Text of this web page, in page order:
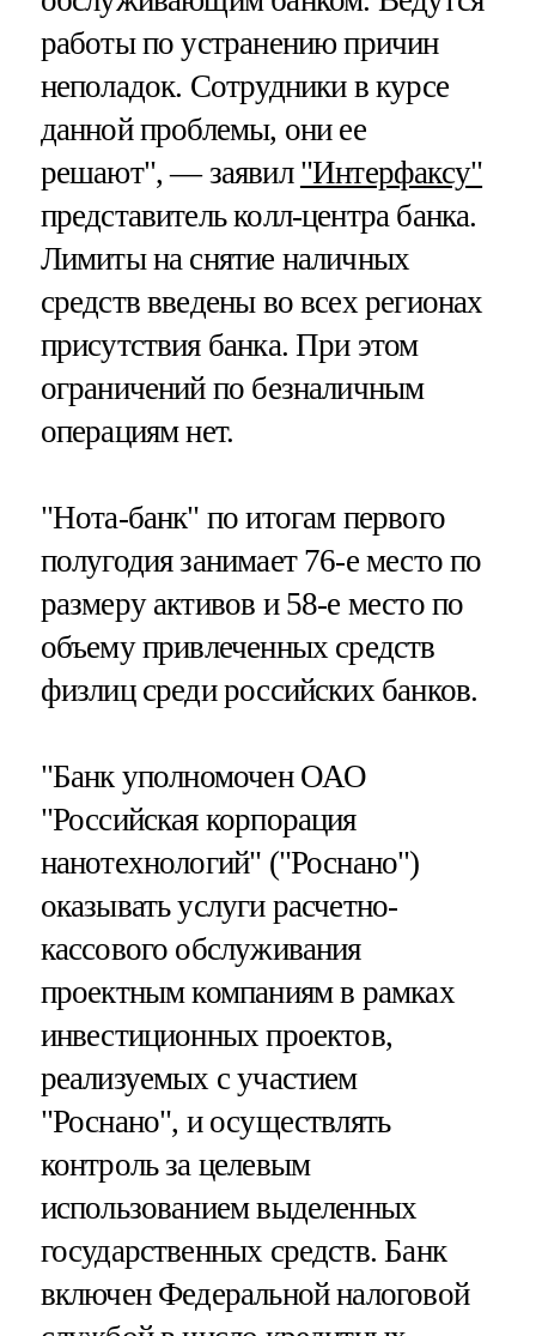
работы по устранению причин
неполадок. Сотрудники в курсе
данной проблемы, они ее
решают", — заявил "Интерфаксу"
представитель колл-центра банка.
Лимиты на снятие наличных
средств введены во всех регионах
присутствия банка. При этом
ограничений по безналичным
операциям нет.
"Нота-банк" по итогам первого
полугодия занимает 76-е место по
размеру активов и 58-е место по
объему привлеченных средств
физлиц среди российских банков.
"Банк уполномочен ОАО
"Российская корпорация
нанотехнологий" ("Роснано")
оказывать услуги расчетно-
кассового обслуживания
проектным компаниям в рамках
инвестиционных проектов,
реализуемых с участием
"Роснано", и осуществлять
контроль за целевым
использованием выделенных
государственных средств. Банк
включен Федеральной налоговой